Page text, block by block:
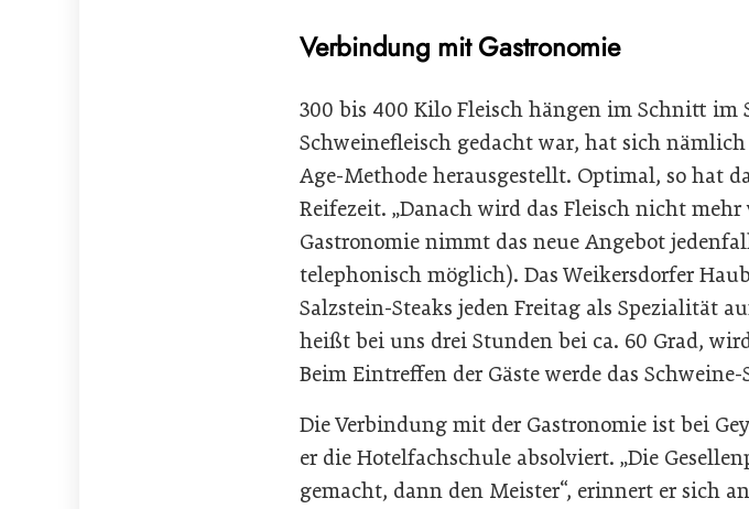
Verbindung mit Gastronomie
300 bis 400 Kilo Fleisch hängen im Schnitt
Schweinefleisch gedacht war, hat sich
Age-Methode herausgestellt. Optimal, so hat
Reifezeit. „Danach wird das Fleisch nicht mehr
Gastronomie nimmt das neue Angebot
telephonisch möglich). Das Weikersdorfer
Salzstein-Steaks jeden Freitag als Spezialität
heißt bei uns drei Stunden bei ca. 60 Grad,
Beim Eintreffen der Gäste werde das
Die Verbindung mit der Gastronomie ist bei
er die Hotelfachschule absolviert. „Die
gemacht, dann den Meister“, erinnert er sich